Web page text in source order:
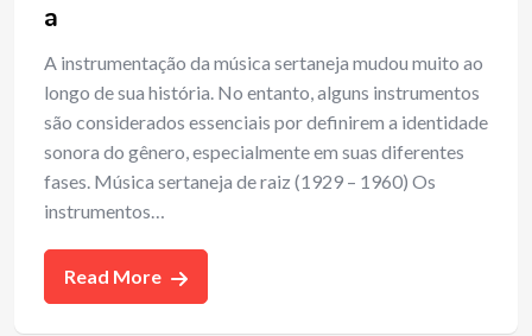
a
A instrumentação da música sertaneja mudou muito ao
longo de sua história. No entanto, alguns instrumentos
são considerados essenciais por definirem a identidade
sonora do gênero, especialmente em suas diferentes
fases. Música sertaneja de raiz (1929 – 1960) Os
instrumentos…
Read More